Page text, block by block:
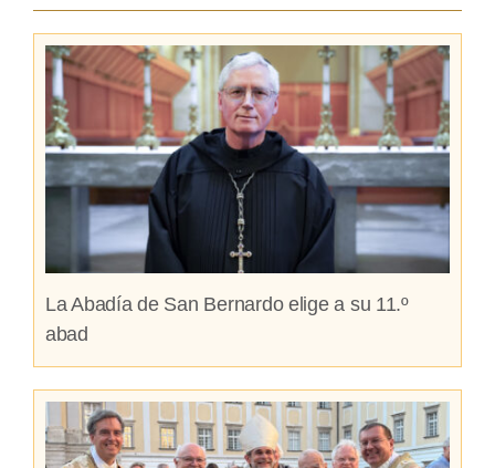
La Abadía de San Bernardo elige a su 11.º
abad